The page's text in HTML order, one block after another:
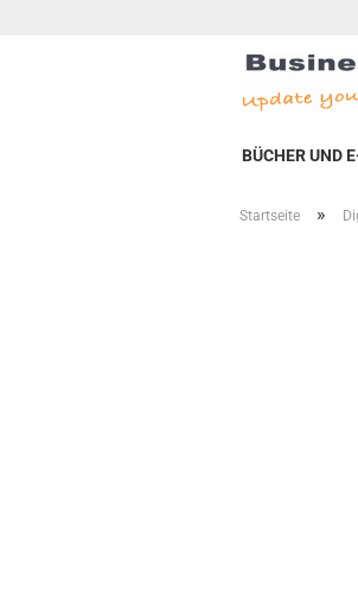
BÜCHER UND
Startseite »